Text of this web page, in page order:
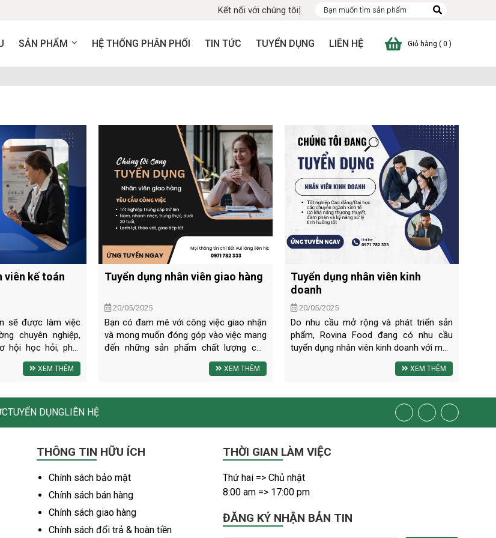
Kết nối với chúng tôi:
SẢN PHẨM HỆ THỐNG PHÂN PHỐI TIN TỨC TUYỂN DỤNG LIÊN HỆ Giỏ hàng ( 0 )
viên kế toán
sẽ được làm việc
chuyên nghiệp,
hội học hỏi, phát
toán chuyên sâu.
đến một môi
lực và đóng góp
của công ty.
XEM THÊM
Tuyển dụng nhân viên giao hàng
20/05/2025
Bạn có đam mê với công việc giao nhận
và mong muốn đóng góp vào việc mang
đến những sản phẩm chất lượng cho
cộng đồng? Rovina đang tuyển dụng
nhân viên giao hàng chịu trách nhiệm
của công ty đến khách hàng một cách
XEM THÊM
Tuyển dụng nhân viên kinh
doanh
20/05/2025
Do nhu cầu mở rộng và phát triển sản
phẩm, Rovina Food đang có nhu cầu
tuyển dụng nhân viên kinh doanh với mức
lương và quyền lợi hấp dẫn.
XEM THÊM
TUYỂN DỤNGLIÊN HỆ
THÔNG TIN HỮU ÍCH
Chính sách bảo mật
Chính sách bán hàng
Chính sách giao hàng
Chính sách đổi trả & hoàn tiền
THỜI GIAN LÀM VIỆC
Thứ hai => Chủ nhật
8:00 am => 17:00 pm
ĐĂNG KÝ NHẬN BẢN TIN